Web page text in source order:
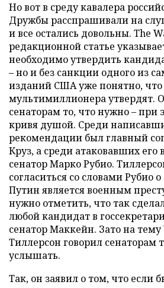
Но вот в среду кавалера
Дружбы расспрашивали на
и все остались довольны. The
редакционной статье
необходимо утвердить
– но и без санкции одного из
изданий США уже понятно, что
мультимиллионера утвердят.
сенаторам то, что нужно – при
кривя душой. Среди
рекомендации был главный
Круз, а среди атаковавших его
сенатор Марко Рубио.
согласиться со словами Рубио
Путин является военным
нужно отметить, что так
любой кандидат в
сенатор Маккейн. Зато на
Тиллерсон говорил сенаторам
услышать.
Так, он заявил о том, что если